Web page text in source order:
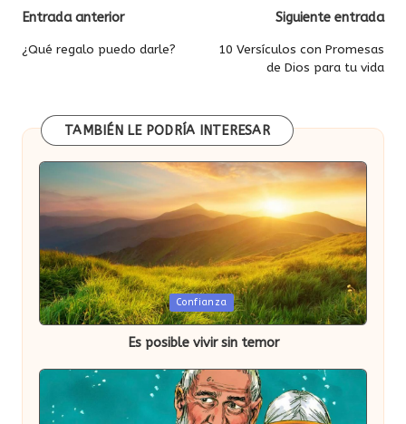
Navegación
de
Entrada anterior
¿Qué regalo puedo darle?
Siguiente entrada
10 Versículos con Promesas
de Dios para tu vida
TAMBIÉN LE PODRÍA INTERESAR
Publicada
en
Confianza
Es posible vivir sin temor